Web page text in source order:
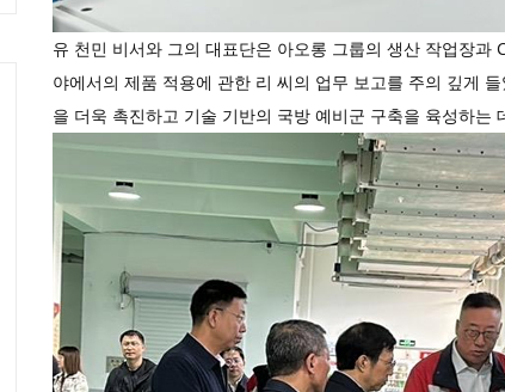
유 천민 비서와 그의 대표단은 아오롱 그룹의 생산 작업장
야에서의 제품 적용에 관한 리 씨의 업무 보고를 주의 깊게
을 더욱 촉진하고 기술 기반의 국방 예비군 구축을 육성하는